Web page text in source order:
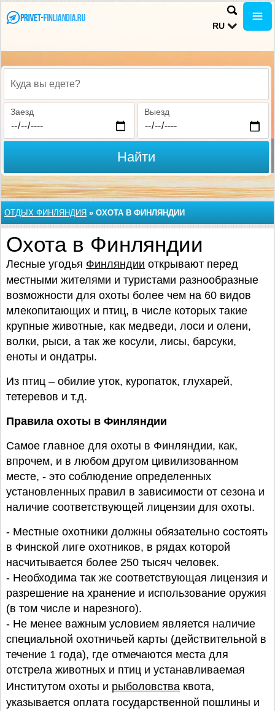
RU
Куда вы едете?
Заезд Выезд
Найти
ОТДЫХ ФИНЛЯНДИЯ » ОХОТА В ФИНЛЯНДИИ
Охота в Финляндии
Лесные угодья Финляндии открывают перед
местными жителями и туристами разнообразные
возможности для охоты более чем на 60 видов
млекопитающих и птиц, в числе которых такие
крупные животные, как медведи, лоси и олени,
волки, рыси, а так же косули, лисы, барсуки,
еноты и ондатры.
Из птиц – обилие уток, куропаток, глухарей,
тетеревов и т.д.
Правила охоты в Финляндии
Самое главное для охоты в Финляндии, как,
впрочем, и в любом другом цивилизованном
месте, - это соблюдение определенных
установленных правил в зависимости от сезона и
наличие соответствующей лицензии для охоты.
- Местные охотники должны обязательно состоять
в Финской лиге охотников, в рядах которой
насчитывается более 250 тысяч человек.
- Необходима так же соответствующая лицензия и
разрешение на хранение и использование оружия
(в том числе и нарезного).
- Не менее важным условием является наличие
специальной охотничьей карты (действительной в
течение 1 года), где отмечаются места для
отстрела животных и птиц и устанавливаемая
Институтом охоты и рыболовства квота,
указывается оплата государственной пошлины и